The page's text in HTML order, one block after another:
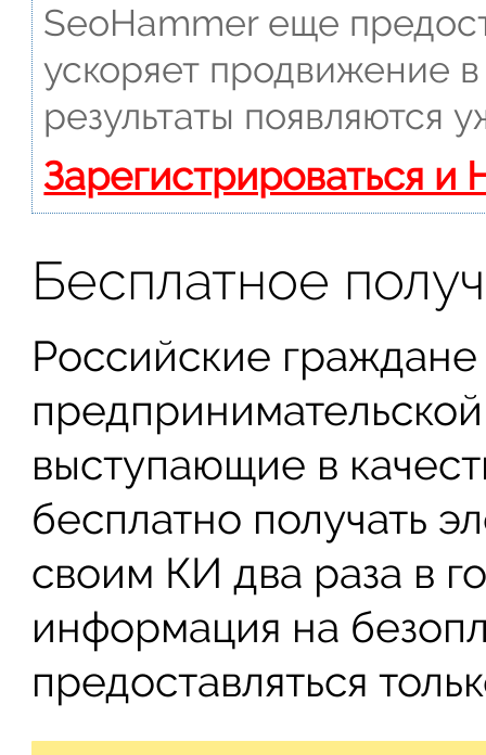
SeoHammer еще
ускоряет продвижение
результаты появляются
Зарегистрироваться и
Бесплатное
Российские
выступающие в
бесплатно получать
своим КИ два раза в
информация на
предоставляться